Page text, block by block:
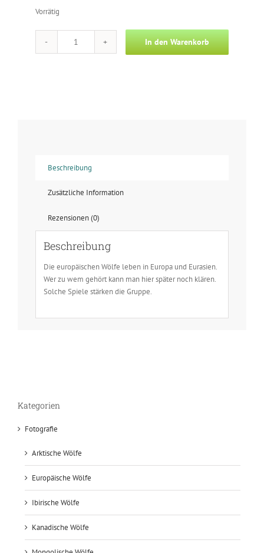
Vorrätig
Foto
In den Warenkorb
Beschreibung
Zusätzliche Information
Rezensionen (0)
Beschreibung
Die europäischen Wölfe leben in Europa und Eurasien.
Wer zu wem gehört kann man hier später noch klären.
Solche Spiele stärken die Gruppe.
Kategorien
Fotografie
Arktische Wölfe
Europäische Wölfe
Ibirische Wölfe
Kanadische Wölfe